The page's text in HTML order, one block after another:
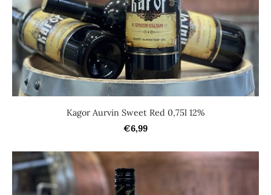
Kagor Aurvin Sweet Red 0,75l 12%
€6,99